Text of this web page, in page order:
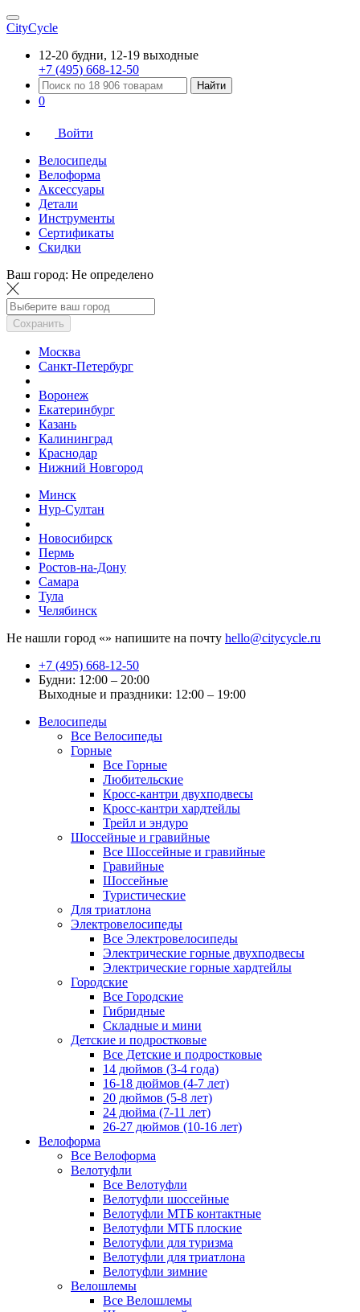
CityCycle
12-20 будни, 12-19 выходные
+7 (495) 668-12-50
Найти
0
Войти
Велосипеды
Велоформа
Аксессуары
Детали
Инструменты
Сертификаты
Скидки
Ваш город: Не определено
Сохранить
Москва
Санкт-Петербург
Воронеж
Екатеринбург
Казань
Калининград
Краснодар
Нижний Новгород
Минск
Нур-Султан
Новосибирск
Пермь
Ростов-на-Дону
Самара
Тула
Челябинск
Не нашли город «» напишите на почту hello@citycycle.ru
+7 (495) 668-12-50
Будни: 12:00 – 20:00
Выходные и праздники: 12:00 – 19:00
Велосипеды
Все Велосипеды
Горные
Все Горные
Любительские
Кросс-кантри двухподвесы
Кросс-кантри хардтейлы
Трейл и эндуро
Шоссейные и гравийные
Все Шоссейные и гравийные
Гравийные
Шоссейные
Туристические
Для триатлона
Электровелосипеды
Все Электровелосипеды
Электрические горные двухподвесы
Электрические горные хардтейлы
Городские
Все Городские
Гибридные
Складные и мини
Детские и подростковые
Все Детские и подростковые
14 дюймов (3-4 года)
16-18 дюймов (4-7 лет)
20 дюймов (5-8 лет)
24 дюйма (7-11 лет)
26-27 дюймов (10-16 лет)
Велоформа
Все Велоформа
Велотуфли
Все Велотуфли
Велотуфли шоссейные
Велотуфли МТБ контактные
Велотуфли МТБ плоские
Велотуфли для туризма
Велотуфли для триатлона
Велотуфли зимние
Велошлемы
Все Велошлемы